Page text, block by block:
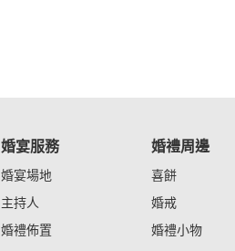
婚宴服務
婚宴場地
主持人
婚禮佈置
婚禮周邊
喜餅
婚戒
婚禮小物